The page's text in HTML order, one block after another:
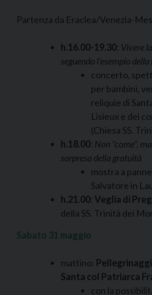
Partenza da Eraclea/Venezia-
h.16.00-19.30: Vivere
seguendo l’esempio
concerto,
per bambini,
reliquie di
Lisieux e dei
(Chiesa SS.
h.18.00: Non “come”,
sorpresa della gratuità
mostra a
Salvatore in
h.21.00: Veglia di
della SS. Trinità dei
Sabato 31 maggio
mattino:
Santa col Patriarca
con la